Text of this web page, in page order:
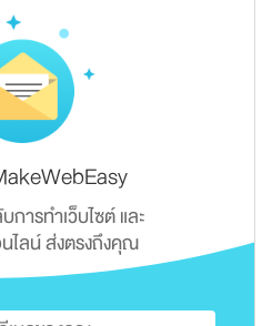
ารทำเว็บไซต์ และ
ไลน์ ส่งตรงถึงคุณ